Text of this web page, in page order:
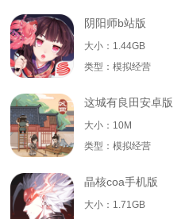
阴阳师b站版
大小：1.44GB
类型：模拟经营
这城有良田安卓版
大小：10M
类型：模拟经营
晶核coa手机版
大小：1.71GB